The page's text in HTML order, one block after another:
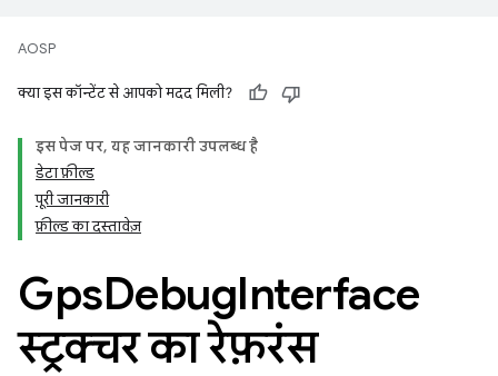
AOSP
क्या इस कॉन्टेंट से आपको मदद मिली?
इस पेज पर, यह जानकारी उपलब्ध है
डेटा फ़ील्ड
पूरी जानकारी
फ़ील्ड का दस्तावेज़
GpsDebugInterface
स्ट्रक्चर का रेफ़रंस